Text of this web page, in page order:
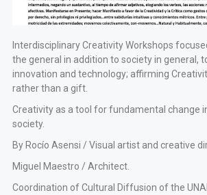
Interdisciplinary Creativity Workshops
the general in addition to society in general,
innovation and technology; affirming
rather than a gift.
Creativity as a tool for fundamental change
society.
By Rocío Asensi / Visual artist and creative
Miguel Maestro / Architect.
Coordination of Cultural Diffusion of the